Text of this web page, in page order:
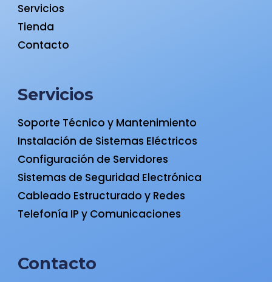
Servicios
Tienda
Contacto
Servicios
Soporte Técnico y Mantenimiento
Instalación de Sistemas Eléctricos
Configuración de Servidores
Sistemas de Seguridad Electrónica
Cableado Estructurado y Redes
Telefonía IP y Comunicaciones
Contacto